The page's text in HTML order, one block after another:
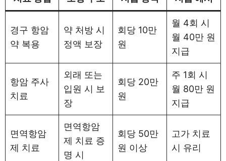
경구 항암
약 복용
약 처방 시
정액 보장
회당 10만
원
월 4회 시
월 40만 원
지급
항암 주사
치료
외래 또는
입원 시 보
장
회당 20만
원
주 1회 시
월 80만 원
지급
면역항암
제 치료
면역항암
제 치료 증
명 시
회당 50만
원 이상
고가 치료
시 유리